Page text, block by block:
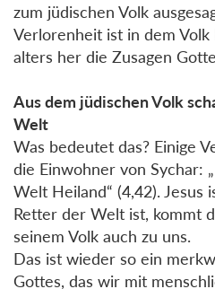
zum jüdischen Volk
Verlorenheit ist in dem Volk
alters her die Zusagen
Aus dem jüdischen Volk
Welt
Was bedeutet das? Einige
die Einwohner von Sychar:
Welt Heiland“ (4,42). Jesus
Retter der Welt ist, kommt
seinem Volk auch zu uns.
Das ist wieder so ein
Gottes, das wir mit